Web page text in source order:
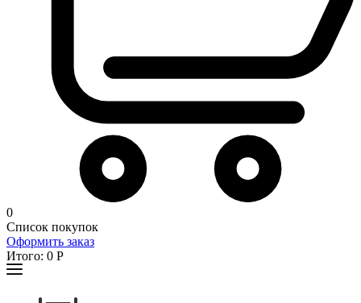
0
Список покупок
Оформить заказ
Итого: 0 Р